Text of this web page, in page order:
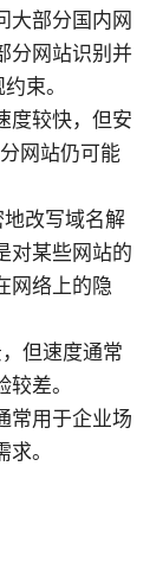
大部分国内网
分网站识别并
束。
度较快，但安
网站仍可能
改写域名解
对某些网站的
网络上的隐
但速度通常
差。
常用于企业场
。